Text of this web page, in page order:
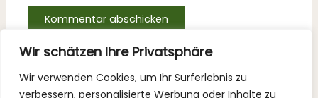
Wir schätzen Ihre Privatsphäre
Wir verwenden Cookies, um Ihr Surferlebnis zu
verbessern, personalisierte Werbung oder Inhalte zu